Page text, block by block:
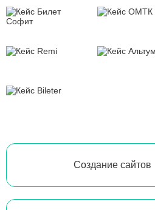
Создание сайтов